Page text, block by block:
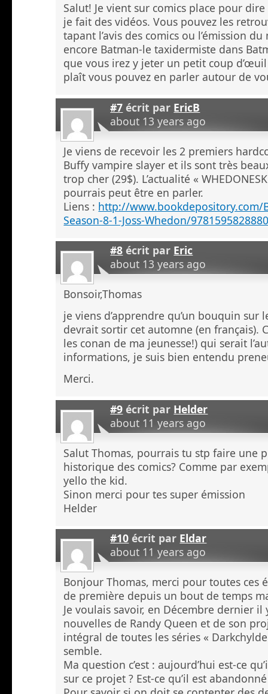
Salut! Je vient sur comics place pour
je fait des vidéos. Vous pouvez les
tapant l’avis des comics ou l’émission
encore Batman-le taxidermiste dans
que vous irez y jeter un petit coup
plaît vous pouvez en parler autour de
#7 écrit par EricB
about 13 years ago
Je viens de recevoir les 2 premiers
Buffy vampire slayer et ils sont très
trop cher (29$). L’actualité «
pourrais peut être en parler.
Liens : http://www.bookdepository.com/
Season-8-1-Joss-Whedon/
#8 écrit par Eric
about 13 years ago
Bonsoir,Thomas
je viens d’apprendre qu’un bouquin sur
devrait sortir cet automne (en français).
les conan de ma jeunesse!) qui serait
informations, je suis bien entendu
Merci.
#9 écrit par Helder
about 11 years ago
Salut Thomas, pourrais tu stp faire une
historique des comics? Comme par
yello the kid.
Sinon merci pour tes super émission
Helder
#10 écrit par Eldar
about 11 years ago
Bonjour Thomas, merci pour toutes ces
de première depuis un bout de temps
Je voulais savoir, en Décembre dernier
nouvelles de Randy Queen et de son
intégral de toutes les séries «
semble.
Ma question c’est : aujourd’hui est-ce
sur ce projet ? Est-ce qu’il est